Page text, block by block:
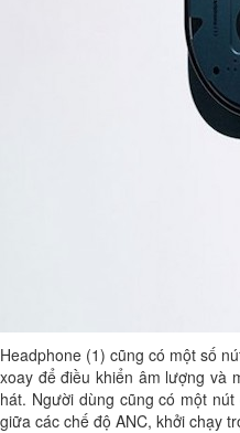
Headphone (1) cũng có một số
xoay để điều khiển âm lượng và
hát. Người dùng cũng có một
giữa các chế độ ANC, khởi chạy